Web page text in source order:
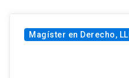
Magíster en Derecho,